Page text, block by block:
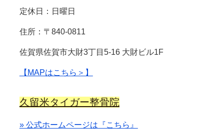
定休日：日曜日
住所：〒840-0811
佐賀県佐賀市大財3丁目5-16 大財ビル1F
【MAPはこちら＞】
久留米タイガー整骨院
» 公式ホームページは『こちら』